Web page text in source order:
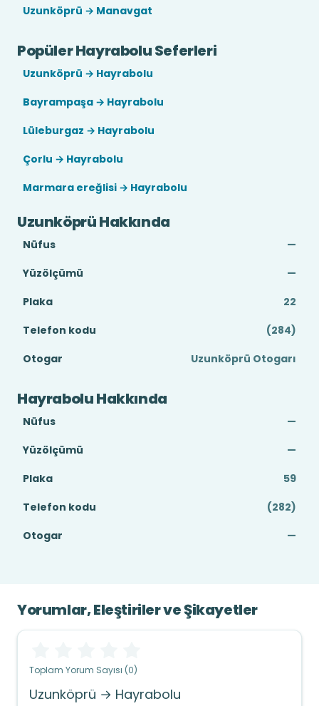
Uzunköprü → Manavgat
Popüler Hayrabolu Seferleri
Uzunköprü → Hayrabolu
Bayrampaşa → Hayrabolu
Lüleburgaz → Hayrabolu
Çorlu → Hayrabolu
Marmara ereğlisi → Hayrabolu
Uzunköprü Hakkında
Nüfus
—
Yüzölçümü
—
Plaka
22
Telefon kodu
(284)
Otogar
Uzunköprü Otogarı
Hayrabolu Hakkında
Nüfus
—
Yüzölçümü
—
Plaka
59
Telefon kodu
(282)
Otogar
—
Yorumlar, Eleştiriler ve Şikayetler
Toplam Yorum Sayısı (0)
Uzunköprü → Hayrabolu